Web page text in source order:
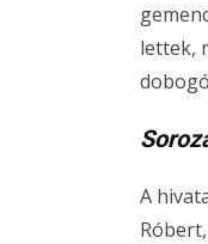
lettek,
A